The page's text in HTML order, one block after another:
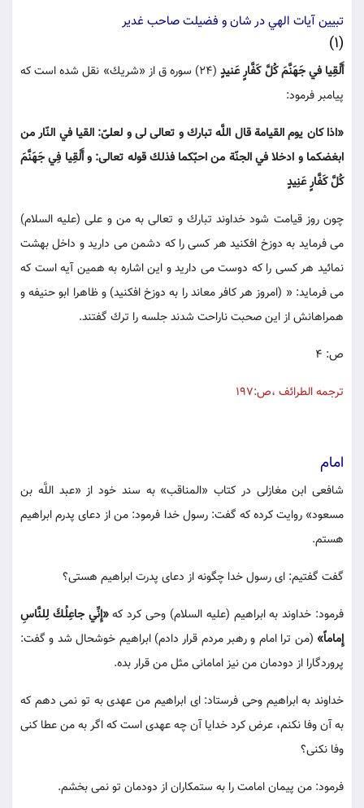
تبيين آيات الهي در شان و فضيلت صاحب غدير
(1)
أَلْقِيا في جَهَنَّمَ كُلَّ كَفَّارٍ عَنيدٍ
(24) سوره ق از «شريك» نقل شده است كه
پيامبر فرمود:
«اذا كان يوم القيامة قال اللَّه تبارك و تعالى لى و لعلىّ: القيا في النّار من
ابغضكما و ادخلا في الجنّة من احبّكما فذلك قوله تعالى: و أَلْقِيا فِي جَهَنَّمَ
كُلَّ كَفَّارٍ عَنِيدٍ
چون روز قيامت شود خداوند تبارك و تعالى به من و على (عليه السلام)
مى فرمايد به دوزخ افكنيد هر كسى را كه دشمن مى داريد و داخل بهشت
نمائيد هر كسى را كه دوست مى داريد و اين اشاره به همين آيه است كه
مى فرمايد: « (امروز هر كافر معاند را به دوزخ افكنيد) و ظاهرا ابو حنيفه و
همراهانش از اين صحبت ناراحت شدند جلسه را ترك گفتند.
ص: 4
ترجمه الطرائف ،ص:197
امام
شافعى ابن مغازلى در كتاب «المناقب» به سند خود از «عبد اللَّه بن
مسعود» روايت كرده كه گفت: رسول خدا فرمود: من از دعاى پدرم ابراهيم
هستم.
گفت گفتيم: اى رسول خدا چگونه از دعاى پدرت ابراهيم هستى؟
فرمود: خداوند به ابراهيم (عليه السلام) وحى كرد كه«إِنِّي جاعِلُكَ لِلنَّاسِ
إِماماً» (من ترا امام و رهبر مردم قرار دادم) ابراهيم خوشحال شد و گفت:
پروردگارا از دودمان من نيز امامانى مثل من قرار بده.
خداوند به ابراهيم وحى فرستاد: اى ابراهيم من عهدى به تو نمى دهم كه
به آن وفا نكنم، عرض كرد خدايا آن چه عهدى است كه اگر به من عطا كنى
وفا نكنى؟
فرمود: من پيمان امامت را به ستمكاران از دودمان تو نمى بخشم.